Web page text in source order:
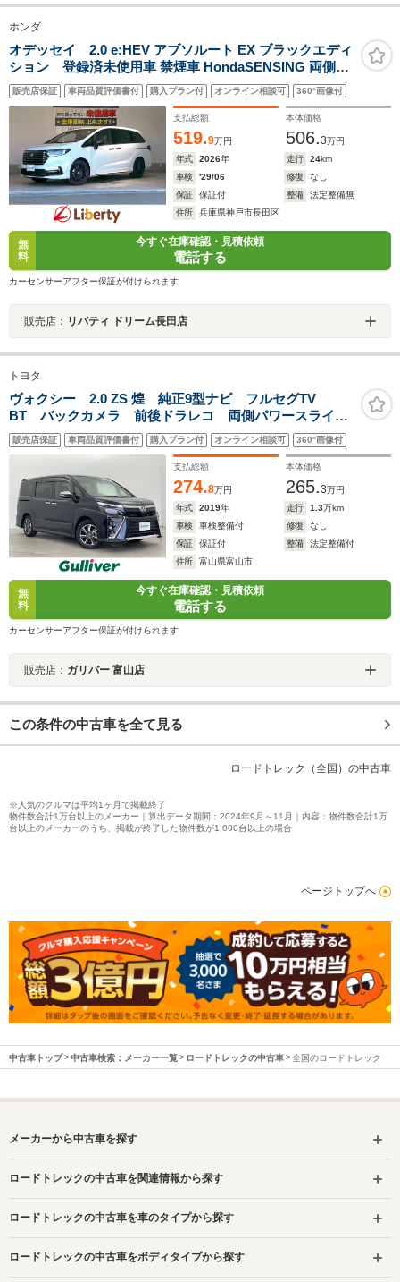
ホンダ
オデッセイ 2.0 e:HEV アブソルート EX ブラックエディ
ション 登録済未使用車 禁煙車 HondaSENSING 両側自
動ドア アダプティブクルーズコントロール ブラインドス
ポットモニター パワーバックドア 電子パーキング パドル
シフト LEDヘッドライト 純正アルミホイール
販売店保証 車両品質評価書付 購入プラン付 オンライン相談可 360°画像付
支払総額
519.9万円
本体価格
506.3万円
年式
2026年 走行 24km
車検
'29/06 修復
なし
保証
保証付 整備
法定整備無
住所
兵庫県神戸市長田区
無
料
今すぐ在庫確認・見積依頼
電話する
カーセンサーアフター保証が付けられます
販売店： リバティ ドリーム長田店
トヨタ
ヴォクシー 2.0 ZS 煌 純正9型ナビ フルセグTV
BT バックカメラ 前後ドラレコ 両側パワースライド
ドア 衝突軽減ブレーキ レーンキープ 先行車発進通
知 オートハイビーム LED フォグ クルコン 純正
販売店保証 車両品質評価書付 購入プラン付 オンライン相談可 360°画像付
支払総額
274.8万円
本体価格
265.3万円
年式
2019年 走行 1.3万km
車検
車検整備付 修復
なし
保証
保証付 整備
法定整備付
住所
富山県富山市
無
料
今すぐ在庫確認・見積依頼
電話する
カーセンサーアフター保証が付けられます
販売店： ガリバー 富山店
この条件の中古車を全て見る
ロードトレック（全国）の中古車
※人気のクルマは平均1ヶ月で掲載終了
物件数合計1万台以上のメーカー｜算出データ期間：2024年9月～11月｜内容：物件数合計1万
台以上のメーカーのうち、掲載が終了した物件数が1,000台以上の場合
ページトップへ
中古車トップ 中古車検索：メーカー一覧 ロードトレックの中古車 全国のロードトレック
メーカーから中古車を探す
ロードトレックの中古車を関連情報から探す
ロードトレックの中古車を車のタイプから探す
ロードトレックの中古車をボディタイプから探す